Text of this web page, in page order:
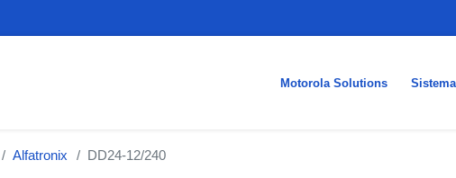
Motorola Solutions
Alfatronix DD24-12/240